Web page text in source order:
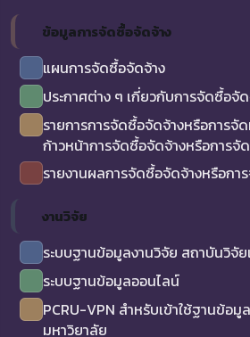
ข้อมูลการจัดซื้อจัดจ้าง
แผนการจัดซื้อจัดจ้าง
ประกาศต่าง ๆ เกี่ยวกับการจัดซื้อจั
รายการการจัดซื้อจัดจ้างหรือการจั
ก้าวหน้าการจัดซื้อจัดจ้างหรือการจั
รายงานผลการจัดซื้อจัดจ้างหรือกา
งานวิจัย
ระบบฐานข้อมูลงานวิจัย สถาบันวิจั
ระบบฐานข้อมูลออนไลน์
PCRU-VPN สำหรับเข้าใช้ฐานข้อ
มหาวิยาลัย